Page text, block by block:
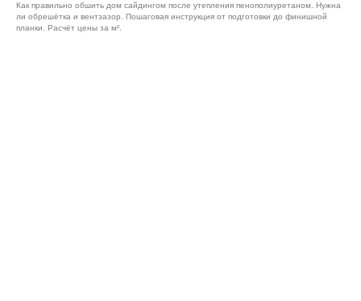
Как правильно обшить дом сайдингом после утепления пенополиуретаном. Нужна
ли обрешётка и вентзазор. Пошаговая инструкция от подготовки до финишной
планки. Расчёт цены за м².